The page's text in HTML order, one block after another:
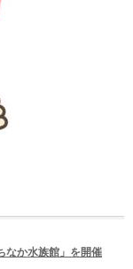
なか水族館」を開催